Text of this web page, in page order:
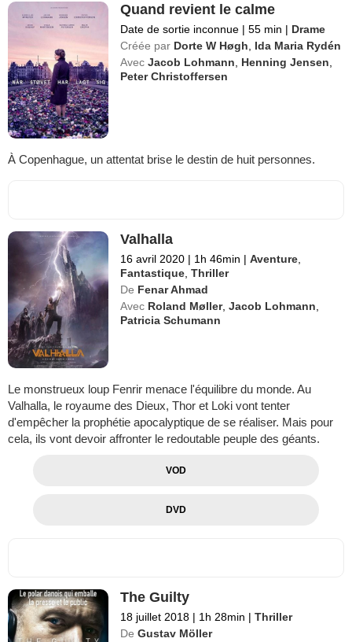
Quand revient le calme
Date de sortie inconnue | 55 min | Drame
Créée par Dorte W Høgh
Ida Maria Rydén
Avec Jacob Lohmann Henning Jensen
Peter Christoffersen
À Copenhague, un attentat brise le destin de huit personnes.
Valhalla
16 avril 2020 | 1h 46min | Aventure
Fantastique ,Thriller
De Fenar Ahmad
Avec Roland Møller,Jacob Lohmann
Patricia Schumann
Le monstrueux loup Fenrir menace l'équilibre du monde. Au
Valhalla, le royaume des Dieux, Thor et Loki vont tenter
d'empêcher la prophétie apocalyptique de se réaliser. Mais pour
cela, ils vont devoir affronter le redoutable peuple des géants.
VOD
DVD
The Guilty
18 juillet 2018 | 1h 28min | Thriller
De Gustav Möller